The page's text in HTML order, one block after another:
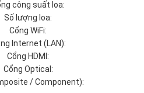
công suất loa:
Số lượng loa:
Cổng WiFi:
Internet (LAN):
Cổng HDMI:
Cổng Optical:
/ Component):